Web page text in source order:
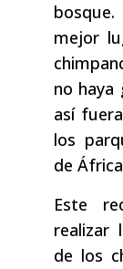
mejor
no haya
así
los
de
Este
realizar
de los